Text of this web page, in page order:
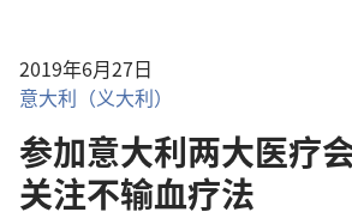
2019年6月27日
意大利（义大利）
参加意大利两大医疗
关注不输血疗法